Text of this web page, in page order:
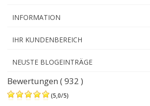
INFORMATION
IHR KUNDENBEREICH
NEUSTE BLOGEINTRÄGE
Bewertungen ( 932 )
(5,0/5)